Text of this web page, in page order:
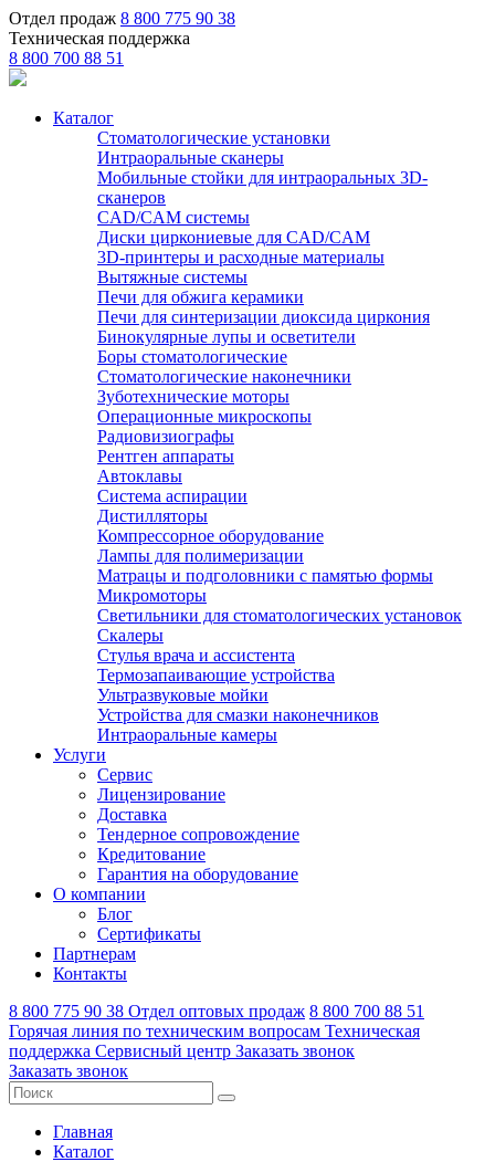
Отдел продаж 8 800 775 90 38
Техническая поддержка
8 800 700 88 51
Каталог
Стоматологические установки
Интраоральные сканеры
Мобильные стойки для интраоральных 3D-
сканеров
CAD/CAM системы
Диски циркониевые для CAD/CAM
3D-принтеры и расходные материалы
Вытяжные системы
Печи для обжига керамики
Печи для синтеризации диоксида циркония
Бинокулярные лупы и осветители
Боры стоматологические
Стоматологические наконечники
Зуботехнические моторы
Операционные микроскопы
Радиовизиографы
Рентген аппараты
Автоклавы
Система аспирации
Дистилляторы
Компрессорное оборудование
Лампы для полимеризации
Матрацы и подголовники с памятью формы
Микромоторы
Светильники для стоматологических установок
Скалеры
Стулья врача и ассистента
Термозапаивающие устройства
Ультразвуковые мойки
Устройства для смазки наконечников
Интраоральные камеры
Услуги
Сервис
Лицензирование
Доставка
Тендерное сопровождение
Кредитование
Гарантия на оборудование
О компании
Блог
Сертификаты
Партнерам
Контакты
8 800 775 90 38 Отдел оптовых продаж 8 800 700 88 51
Горячая линия по техническим вопросам Техническая
поддержка Сервисный центр Заказать звонок
Заказать звонок
Главная
Каталог